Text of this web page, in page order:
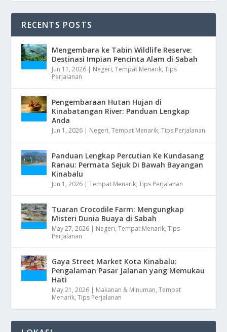
RECENTS POSTS
Mengembara ke Tabin Wildlife Reserve:
Destinasi Impian Pencinta Alam di Sabah
Jun 11, 2026 | Negeri,Tempat Menarik,Tips
Perjalanan
Pengembaraan Hutan Hujan di
Kinabatangan River: Panduan Lengkap
Anda
Jun 1, 2026 | Negeri,Tempat Menarik,Tips Perjalanan
Panduan Lengkap Percutian Ke Kundasang
Ranau: Permata Sejuk Di Bawah Bayangan
Kinabalu
Jun 1, 2026 |Tempat Menarik,Tips Perjalanan
Tuaran Crocodile Farm: Mengungkap
Misteri Dunia Buaya di Sabah
May 27, 2026 | Negeri,Tempat Menarik,Tips
Perjalanan
Gaya Street Market Kota Kinabalu:
Pengalaman Pasar Jalanan yang Memukau
Hati
May 21, 2026 | Makanan & Minuman,Tempat
Menarik,Tips Perjalanan